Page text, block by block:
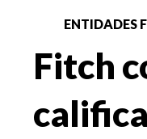
ENTIDADES
Fitch